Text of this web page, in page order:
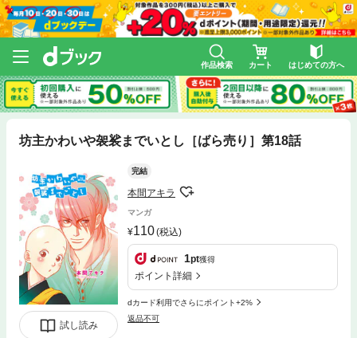
作品検索 カート はじめての方へ
坊主かわいや袈裟までいとし［ばら売り］第18話
試し読み
完結
本間アキラ
マンガ
110(税込)
1pt獲得
ポイント詳細
dカード利用でさらにポイント+2%
返品不可